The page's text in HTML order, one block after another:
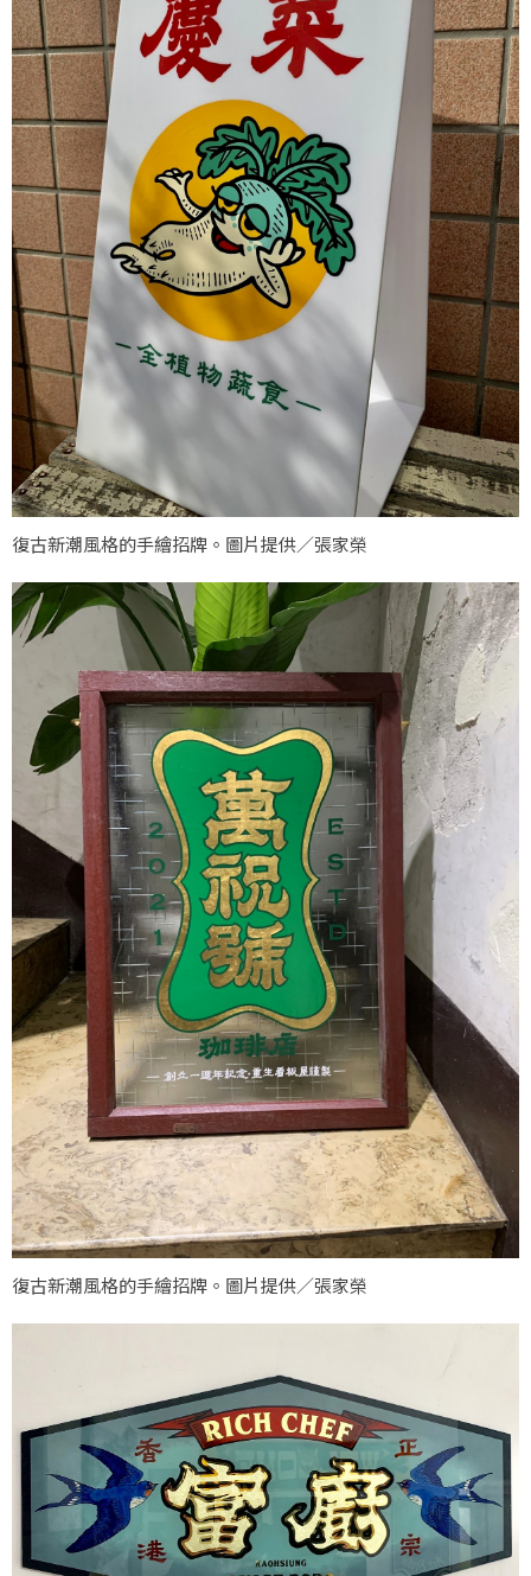
復古新潮風格的手繪招牌。圖片提供／張家榮
復古新潮風格的手繪招牌。圖片提供／張家榮